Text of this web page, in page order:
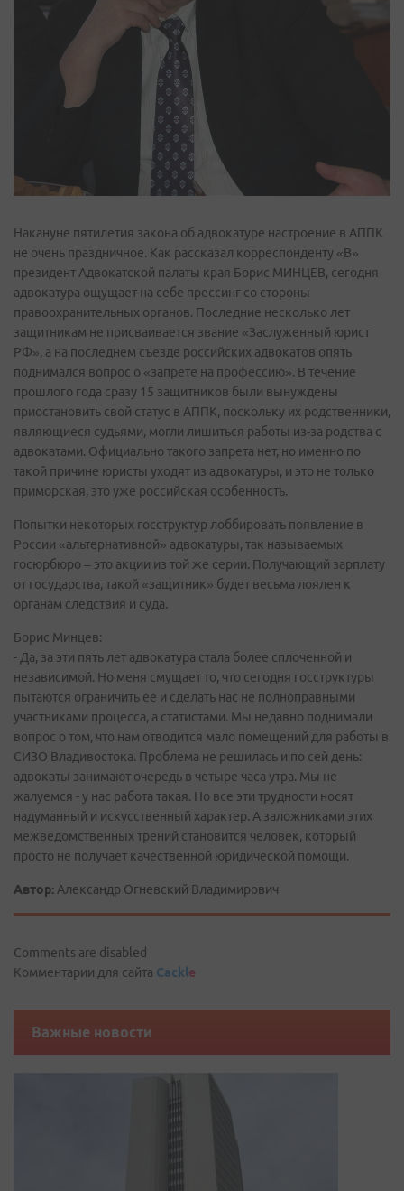
Накануне пятилетия закона об адвокатуре настроение в АППК
не очень праздничное. Как рассказал корреспонденту «В»
президент Адвокатской палаты края Борис МИНЦЕВ, сегодня
адвокатура ощущает на себе прессинг со стороны
правоохранительных органов. Последние несколько лет
защитникам не присваивается звание «Заслуженный юрист
РФ», а на последнем съезде российских адвокатов опять
поднимался вопрос о «запрете на профессию». В течение
прошлого года сразу 15 защитников были вынуждены
приостановить свой статус в АППК, поскольку их родственники,
являющиеся судьями, могли лишиться работы из-за родства с
адвокатами. Официально такого запрета нет, но именно по
такой причине юристы уходят из адвокатуры, и это не только
приморская, это уже российская особенность.
Попытки некоторых госструктур лоббировать появление в
России «альтернативной» адвокатуры, так называемых
госюрбюро – это акции из той же серии. Получающий зарплату
от государства, такой «защитник» будет весьма лоялен к
органам следствия и суда.
Борис Минцев:
- Да, за эти пять лет адвокатура стала более сплоченной и
независимой. Но меня смущает то, что сегодня госструктуры
пытаются ограничить ее и сделать нас не полноправными
участниками процесса, а статистами. Мы недавно поднимали
вопрос о том, что нам отводится мало помещений для работы в
СИЗО Владивостока. Проблема не решилась и по сей день:
адвокаты занимают очередь в четыре часа утра. Мы не
жалуемся - у нас работа такая. Но все эти трудности носят
надуманный и искусственный характер. А заложниками этих
межведомственных трений становится человек, который
просто не получает качественной юридической помощи.
Автор: Александр Огневский Владимирович
Comments are disabled
Комментарии для сайта Cackle
Важные новости